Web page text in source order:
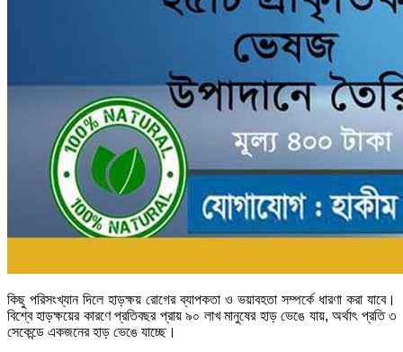
কিছু পরিসংখ্যান দিলে হাড়ক্ষয় রোগের ব্যাপকতা ও ভয়াবহতা সম্পর্কে ধারণা করা যাবে।
বিশ্বে হাড়ক্ষয়ের কারণে প্রতিবছর প্রায় ৯০ লাখ মানুষের হাড় ভেঙে যায়, অর্থাৎ প্রতি ৩
সেকেন্ডে একজনের হাড় ভেঙে যাচ্ছে।